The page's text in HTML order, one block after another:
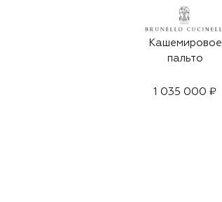
Кашемировое
пальто
1 035 000 ₽